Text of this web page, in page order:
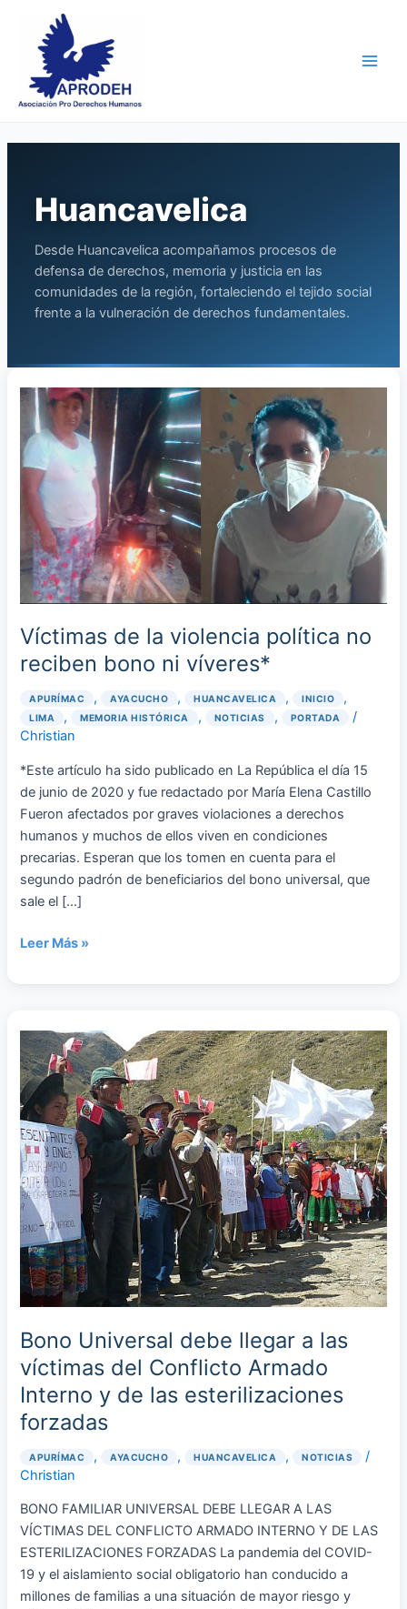
content
Huancavelica
Desde Huancavelica acompañamos procesos de
defensa de derechos, memoria y justicia en las
comunidades de la región, fortaleciendo el tejido social
frente a la vulneración de derechos fundamentales.
Víctimas de la violencia política no
reciben bono ni víveres*
APURÍMAC , AYACUCHO , HUANCAVELICA , INICIO ,
LIMA , MEMORIA HISTÓRICA , NOTICIAS , PORTADA
/
Christian
*Este artículo ha sido publicado en La República el día 15
de junio de 2020 y fue redactado por María Elena Castillo
Fueron afectados por graves violaciones a derechos
humanos y muchos de ellos viven en condiciones
precarias. Esperan que los tomen en cuenta para el
segundo padrón de beneficiarios del bono universal, que
sale el […]
Víctimas
de
la
violencia
política
reciben
bono
ni
víveres*
Leer Más »
Bono Universal debe llegar a las
víctimas del Conflicto Armado
Interno y de las esterilizaciones
forzadas
APURÍMAC , AYACUCHO , HUANCAVELICA , NOTICIAS
/
Christian
BONO FAMILIAR UNIVERSAL DEBE LLEGAR A LAS
VÍCTIMAS DEL CONFLICTO ARMADO INTERNO Y DE LAS
ESTERILIZACIONES FORZADAS La pandemia del COVID-
19 y el aislamiento social obligatorio han conducido a
millones de familias a una situación de mayor riesgo y
Bono
Universal
debe
llegar
a
las
víctimas
del
Conflicto
Armado
Interno
y
esterilizaciones
forzadas
pagination